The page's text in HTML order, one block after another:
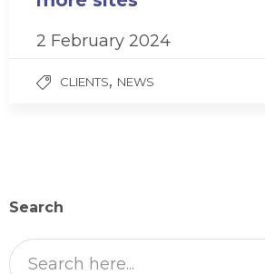
2 February 2024
CLIENTS, NEWS
Search